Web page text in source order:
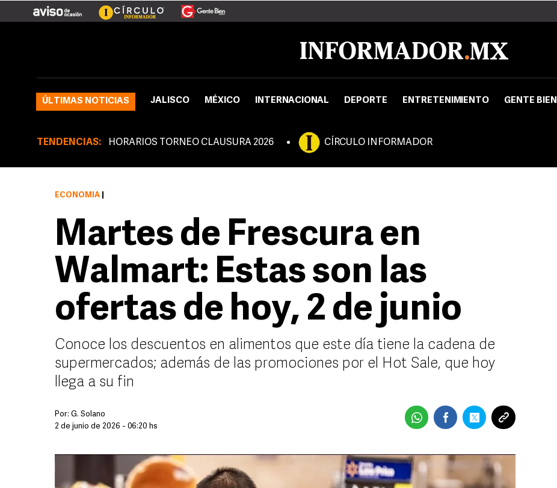
ÚLTIMAS NOTICIAS JALISCO MÉXICO INTERNACIONAL DEPORTE ENTRETENIMIENTO GENTE BIEN
TENDENCIAS: HORARIOS TORNEO CLAUSURA 2026 CÍRCULO INFORMADOR
ECONOMÍA
Martes de Frescura en
Walmart: Estas son las
ofertas de hoy, 2 de junio
Conoce los descuentos en alimentos que este día tiene la cadena de
supermercados; además de las promociones por el Hot Sale, que hoy
llega a su fin
Por: G. Solano
2 de junio de 2026 - 06:20 hs